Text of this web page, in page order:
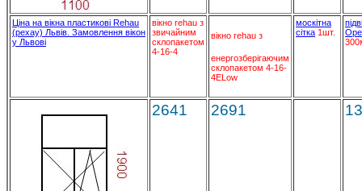
Ціна на вікна пластикові Rehau
(рехау) Львів. Замовлення вікон
у Львові
вікно rehau з
звичайним
склопакетом
4-16-4
вікно rehau з
енергозберігаючим
склопакетом 4-16-
4ELow
москітна
сітка 1шт.
2641 2691